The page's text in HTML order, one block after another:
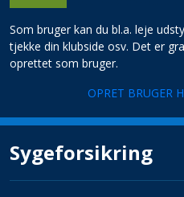
Som bruger kan du bl.a. leje
tjekke din klubside osv. Det er
oprettet som bruger.
OPRET BRUGER
Sygeforsikring